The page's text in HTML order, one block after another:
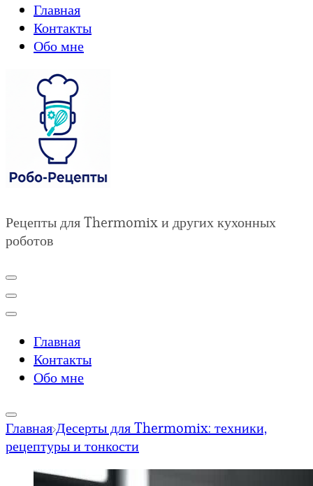
Главная
Контакты
Обо мне
Рецепты для Thermomix и других кухонных
роботов
Главная
Контакты
Обо мне
Главная Десерты для Thermomix: техники,
рецептуры и тонкости